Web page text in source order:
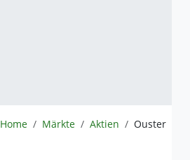
BörsenNEWS.de
Home Märkte Aktien Ouster